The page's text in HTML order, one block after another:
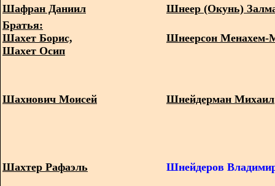
Шафран Даниил
Шнеер (Окунь)
Братья:
Шахет Борис,
Шахет Осип
Шнеерсон Менахем-
Шахнович Моисей Шнейдерман Михаил
Шахтер Рафаэль Шнейдеров